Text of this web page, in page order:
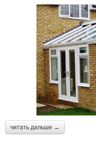
читать дальше →